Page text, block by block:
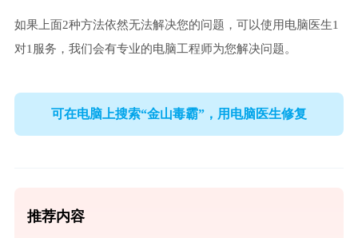
如果上面2种方法依然无法解决您的问题，可以使用电脑医生1
对1服务，我们会有专业的电脑工程师为您解决问题。
可在电脑上搜索“金山毒霸”，用电脑医生修复
推荐内容